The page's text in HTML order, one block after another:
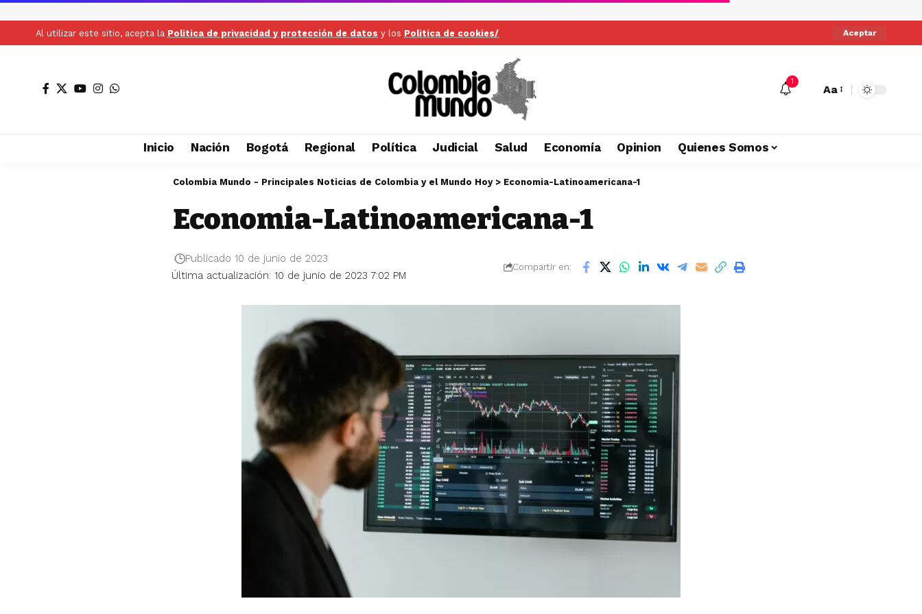
Al utilizar este sitio, acepta la Politica de privacidad y protección de datos y los Politica de cookies/ Aceptar
1
Aa
Inicio Nación Bogotá Regional Política Judicial Salud Economía Opinion Quienes Somos
Colombia Mundo - Principales Noticias de Colombia y el Mundo Hoy> Economia-Latinoamericana-1
Economia-Latinoamericana-1
Última actualización: 10 de junio de 2023 7:02 PM
Publicado 10 de junio de 2023
Compartir en: